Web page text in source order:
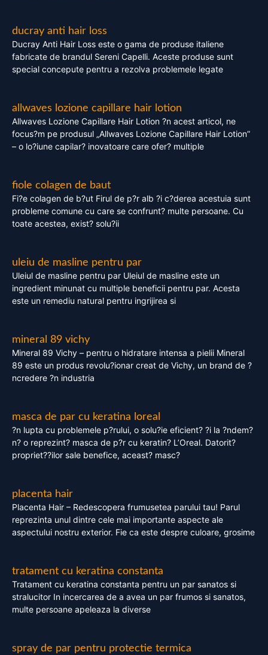
ducray anti hair loss
Ducray Anti Hair Loss este o gama de produse italiene
fabricate de brandul Sereni Capelli. Aceste produse sunt
special concepute pentru a rezolva problemele legate
allwaves lozione capillare hair lotion
Allwaves Lozione Capillare Hair Lotion ?n acest articol, ne
focus?m pe produsul „Allwaves Lozione Capillare Hair Lotion”
– o lo?iune capilar? inovatoare care ofer? multiple
fiole colagen de baut
Fi?e colagen de b?ut Firul de p?r alb ?i c?derea acestuia sunt
probleme comune cu care se confrunt? multe persoane. Cu
toate acestea, exist? solu?ii
uleiu de masline pentru par
Uleiul de masline pentru par Uleiul de masline este un
ingredient minunat cu multiple beneficii pentru par. Acesta
este un remediu natural pentru ingrijirea si
mineral 89 vichy
Mineral 89 Vichy – pentru o hidratare intensa a pielii Mineral
89 este un produs revolu?ionar creat de Vichy, un brand de ?
ncredere ?n industria
masca de par cu keratina loreal
?n lupta cu problemele p?rului, o solu?ie eficient? ?i la ?ndem?
n? o reprezint? masca de p?r cu keratin? L’Oreal. Datorit?
propriet??ilor sale benefice, aceast? masc?
placenta hair
Placenta Hair – Redescopera frumusetea parului tau! Parul
reprezinta unul dintre cele mai importante aspecte ale
aspectului nostru exterior. Fie ca este despre culoare, grosime
tratament cu keratina constanta
Tratament cu keratina constanta pentru un par sanatos si
stralucitor In incercarea de a avea un par frumos si sanatos,
multe persoane apeleaza la diverse
spray de par pentru protectie termica